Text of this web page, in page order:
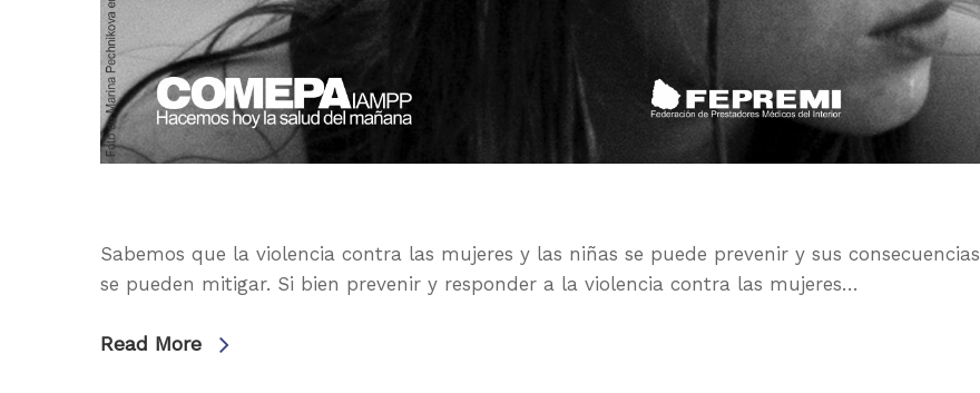
Sabemos que la violencia contra las mujeres y las niñas se puede prevenir y sus consecuencias
se pueden mitigar. Si bien prevenir y responder a la violencia contra las mujeres…
Read More